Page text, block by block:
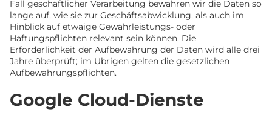
Fall geschäftlicher Verarbeitung bewahren wir die Daten so
lange auf, wie sie zur Geschäftsabwicklung, als auch im
Hinblick auf etwaige Gewährleistungs- oder
Haftungspflichten relevant sein können. Die
Erforderlichkeit der Aufbewahrung der Daten wird alle drei
Jahre überprüft; im Übrigen gelten die gesetzlichen
Aufbewahrungspflichten.
Google Cloud-Dienste